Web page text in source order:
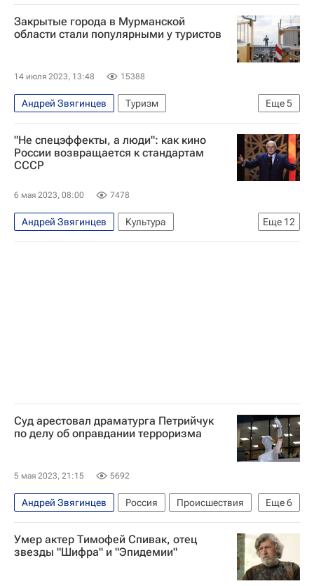
Маршруты - Туризм
Мурманская область
Кировск
Кольский полуостров
Мурманск
отдых в России
куда поехать
северное сияние
Туризм
Закрытые города в Мурманской
области стали популярными у туристов
14 июля 2023, 13:48 15388
Еще5
Андрей Звягинцев
Туризм
Мурманская область
Североморск
Баренцево море
Новости - Туризм
"Не спецэффекты, а люди": как кино
России возвращается к стандартам
СССР
6 мая 2023, 08:00 7478
Еще 12
Андрей Звягинцев
Культура
Борис Хлебников
ВГИК
Голливуд
Суд арестовал драматурга Петрийчук
по делу об оправдании терроризма
5 мая 2023, 21:15 5692
Еще6
Андрей Звягинцев Россия
Происшествия
Москва
Томская область
Сергей Бадамшин
Константин Райкин
Умер актер Тимофей Спивак, отец
звезды "Шифра" и "Эпидемии"